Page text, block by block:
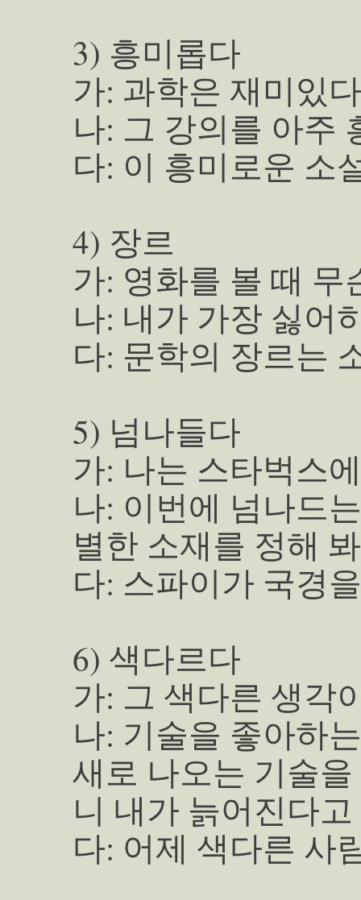
3) 흥미롭다
가: 과학은 재미있
나: 그 강의를 아주
다: 이 흥미로운 소
4) 장르
가: 영화를 볼 때 무
나: 내가 가장 싫어
다: 문학의 장르는
5) 넘나들다
가: 나는 스타벅스
나: 이번에 넘나드
별한 소재를 정해
다: 스파이가 국경
6) 색다르다
가: 그 색다른 생각
나: 기술을 좋아하
새로 나오는 기술
니 내가 늙어진다
다: 어제 색다른 사